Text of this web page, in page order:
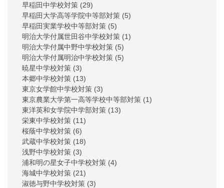
早稲田中学校対策 (29)
早稲田大学高等学院中等部対策 (5)
早稲田実業学校中等部対策 (5)
明治大学付属世田谷中学校対策 (1)
明治大学付属中野中学校対策 (5)
明治大学付属明治中学校対策 (5)
暁星中学校対策 (3)
本郷中学校対策 (13)
東京女学館中学校対策 (3)
東京農業大学第一高等学校中等部対策 (1)
東洋英和女学院中学部対策 (13)
栄東中学校対策 (11)
桜蔭中学校対策 (6)
武蔵中学校対策 (18)
浅野中学校対策 (3)
浦和明の星女子中学校対策 (4)
海城中学校対策 (21)
淑徳与野中学校対策 (3)